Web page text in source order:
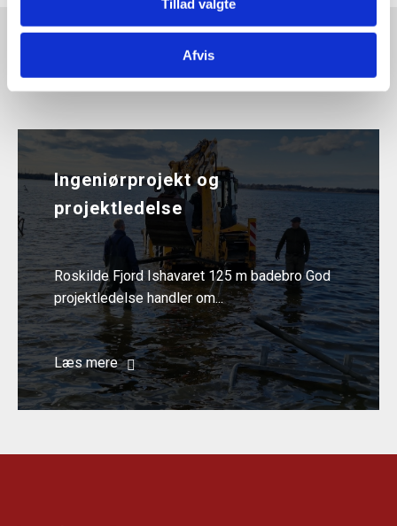
Tillad valgte
Afvis
Relaterede projekter
Ingeniørprojekt og
projektledelse
Roskilde Fjord Ishavaret 125 m badebro God
projektledelse handler om...
Læs mere